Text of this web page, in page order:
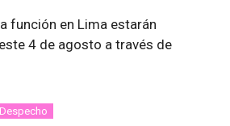
función en Lima estarán
4 de agosto a través de